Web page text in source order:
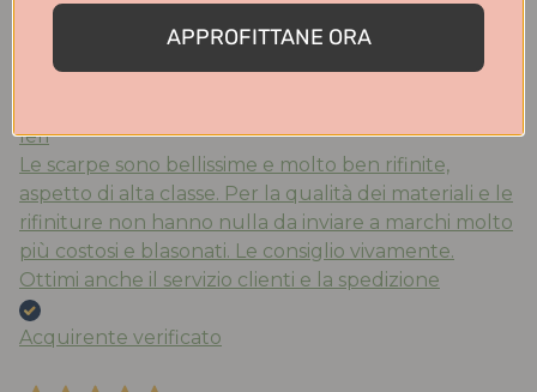
Acquirente verificato
Ieri
Le scarpe sono bellissime e molto ben rifinite,
aspetto di alta classe. Per la qualità dei materiali e le
rifiniture non hanno nulla da inviare a marchi molto
più costosi e blasonati. Le consiglio vivamente.
Ottimi anche il servizio clienti e la spedizione
Acquirente verificato
APPROFITTANE ORA